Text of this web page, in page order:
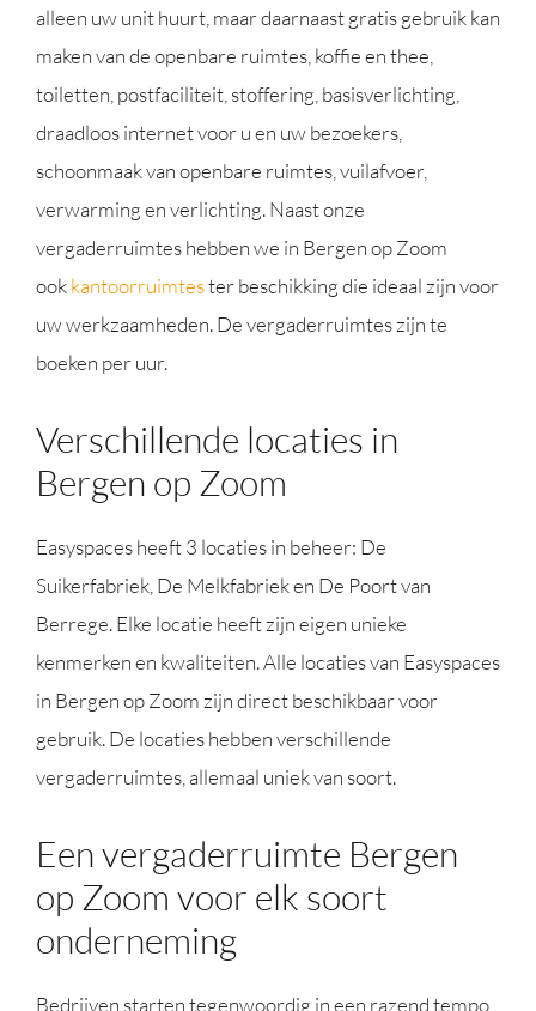
alleen uw unit huurt, maar daarnaast gratis gebruik kan
maken van de openbare ruimtes, koffie en thee,
toiletten, postfaciliteit, stoffering, basisverlichting,
draadloos internet voor u en uw bezoekers,
schoonmaak van openbare ruimtes, vuilafvoer,
verwarming en verlichting. Naast onze
vergaderruimtes hebben we in Bergen op Zoom
ookkantoorruimtester beschikking die ideaal zijn voor
uw werkzaamheden. De vergaderruimtes zijn te
boeken per uur.
Verschillende locaties in
Bergen op Zoom
Easyspaces heeft 3 locaties in beheer: De
Suikerfabriek, De Melkfabriek en De Poort van
Berrege. Elke locatie heeft zijn eigen unieke
kenmerken en kwaliteiten. Alle locaties van Easyspaces
in Bergen op Zoom zijn direct beschikbaar voor
gebruik. De locaties hebben verschillende
vergaderruimtes, allemaal uniek van soort.
Een vergaderruimte Bergen
op Zoom voor elk soort
onderneming
Bedrijven starten tegenwoordig in een razend tempo